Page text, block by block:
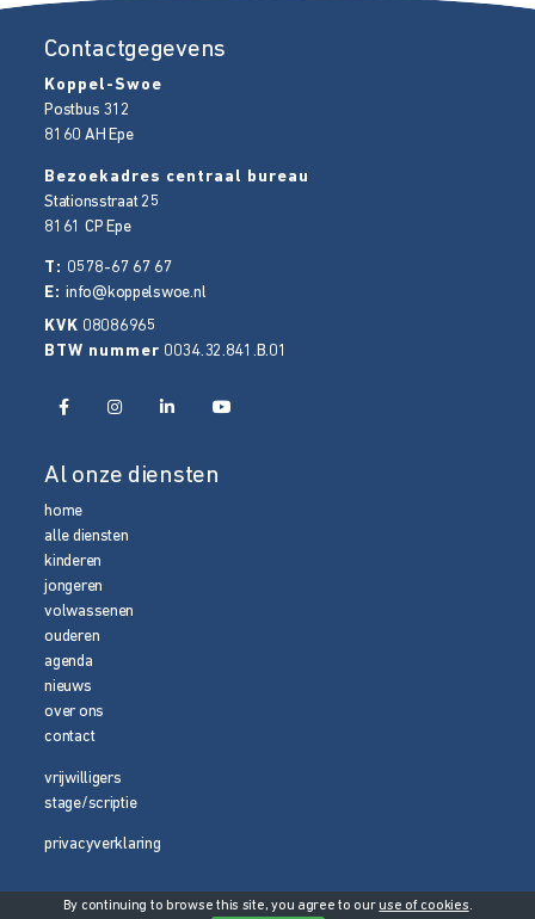
Contactgegevens
Koppel-Swoe
Postbus 312
8160 AH Epe
Bezoekadres centraal bureau
Stationsstraat 25
8161 CP Epe
T: 0578-67 67 67
E:info@koppelswoe.nl
KVK 08086965
BTW nummer 0034.32.841.B.01
Al onze diensten
home
alle diensten
kinderen
jongeren
volwassenen
ouderen
agenda
nieuws
over ons
contact
vrijwilligers
stage/scriptie
privacyverklaring
© 2026 Media Magneet
By continuing to browse this site, you agree to our use of cookies.